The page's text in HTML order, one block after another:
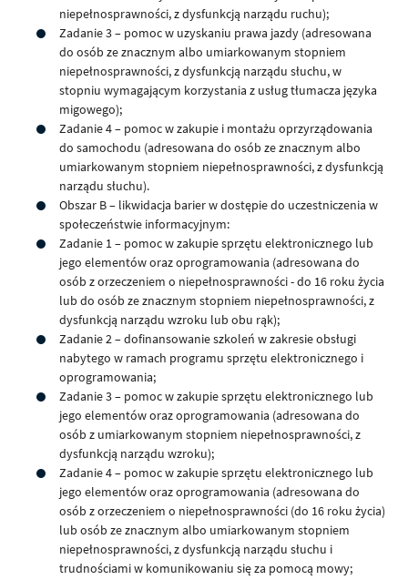
niepełnosprawności, z dysfunkcją narządu ruchu);
Zadanie 3 – pomoc w uzyskaniu prawa jazdy (adresowana
do osób ze znacznym albo umiarkowanym stopniem
niepełnosprawności, z dysfunkcją narządu słuchu, w
stopniu wymagającym korzystania z usług tłumacza języka
migowego);
Zadanie 4 – pomoc w zakupie i montażu oprzyrządowania
do samochodu (adresowana do osób ze znacznym albo
umiarkowanym stopniem niepełnosprawności, z dysfunkcją
narządu słuchu).
Obszar B – likwidacja barier w dostępie do uczestniczenia w
społeczeństwie informacyjnym:
Zadanie 1 – pomoc w zakupie sprzętu elektronicznego lub
jego elementów oraz oprogramowania (adresowana do
osób z orzeczeniem o niepełnosprawności - do 16 roku życia
lub do osób ze znacznym stopniem niepełnosprawności, z
dysfunkcją narządu wzroku lub obu rąk);
Zadanie 2 – dofinansowanie szkoleń w zakresie obsługi
nabytego w ramach programu sprzętu elektronicznego i
oprogramowania;
Zadanie 3 – pomoc w zakupie sprzętu elektronicznego lub
jego elementów oraz oprogramowania (adresowana do
osób z umiarkowanym stopniem niepełnosprawności, z
dysfunkcją narządu wzroku);
Zadanie 4 – pomoc w zakupie sprzętu elektronicznego lub
jego elementów oraz oprogramowania (adresowana do
osób z orzeczeniem o niepełnosprawności (do 16 roku życia)
lub osób ze znacznym albo umiarkowanym stopniem
niepełnosprawności, z dysfunkcją narządu słuchu i
trudnościami w komunikowaniu się za pomocą mowy;